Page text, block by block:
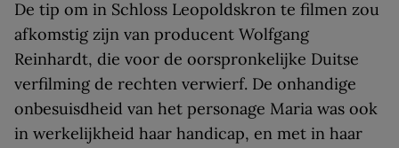
De tip om in Schloss Leopoldskron te filmen zou
afkomstig zijn van producent Wolfgang
Reinhardt, die voor de oorspronkelijke Duitse
verfilming de rechten verwierf. De onhandige
onbesuisdheid van het personage Maria was ook
in werkelijkheid haar handicap, en met in haar